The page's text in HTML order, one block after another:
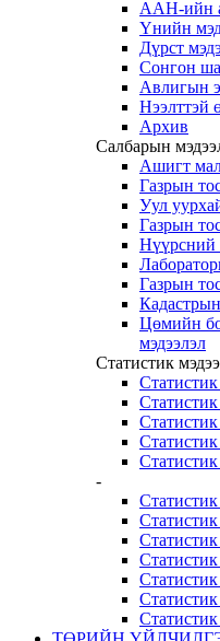
ААН-ийн
Үнийн
Дүрст
Сонгон
Авлигын
Нээлттэй
Архив
Салбарын
Ашигт
Газрын
Уул
Газрын
Нүүрсний
Газрын
Цөмийн
мэдээлэл
Статистик мэдээ
-